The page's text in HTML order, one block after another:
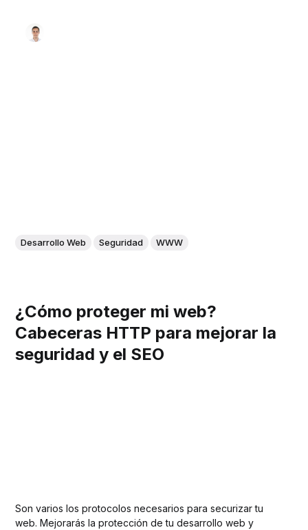
Desarrollo Web Seguridad WWW
¿Cómo proteger mi web?
Cabeceras HTTP para mejorar la
seguridad y el SEO
Son varios los protocolos necesarios para securizar tu
web. Mejorarás la protección de tu desarrollo web y